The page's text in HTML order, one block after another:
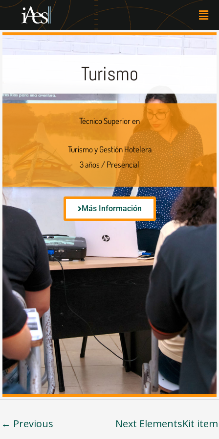
Skip
content
Turismo
Técnico Superior en
Turismo y Gestión Hotelera
3 años / Presencial
Más Información
← Previous
Next ElementsKit item